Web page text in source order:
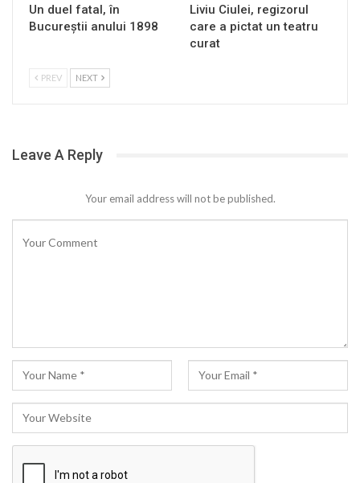
Un duel fatal, în
Bucureştii anului 1898
Liviu Ciulei, regizorul
care a pictat un teatru
curat
PREV NEXT
Leave A Reply
Your email address will not be published.